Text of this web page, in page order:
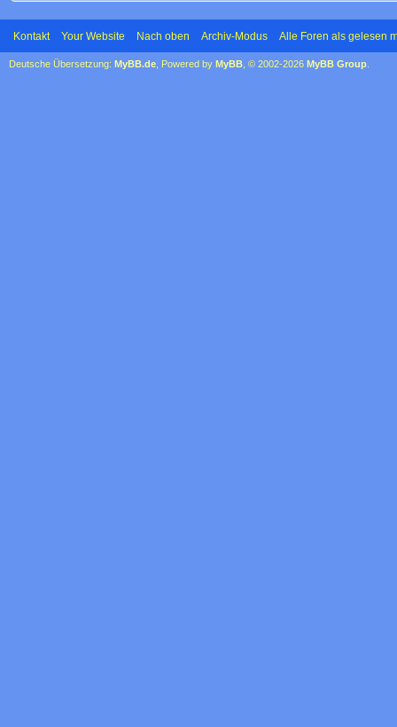
Kontakt Your Website Nach oben Archiv-Modus Alle Foren als gelesen
Deutsche Übersetzung: MyBB.de , Powered by MyBB , © 2002-2026 MyBB Group